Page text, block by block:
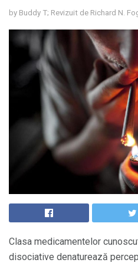
by Buddy T; Revizuit de Richard N.
Clasa medicamentelor
disociative denaturează